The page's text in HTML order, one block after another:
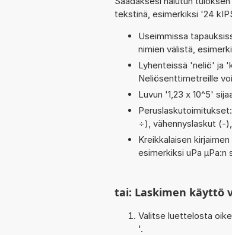
tekstinä, esimerkiksi '24
Useimmissa
nimien välistä,
Lyhenteissä 'neliö' ja
Neliösenttimetreille
Luvun '1,23 x 10^5'
÷), vähennyslaskut (-
Kreikkalaisen
esimerkiksi uPa µPa:n
tai: Laskimen käyttö
Valitse luettelosta
'.